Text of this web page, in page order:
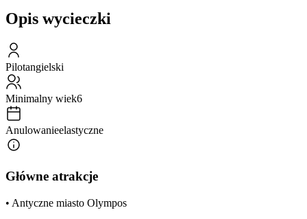
Opis wycieczki
Pilotangielski
Minimalny wiek6
Anulowanieelastyczne
Główne atrakcje
• Antyczne miasto Olympos